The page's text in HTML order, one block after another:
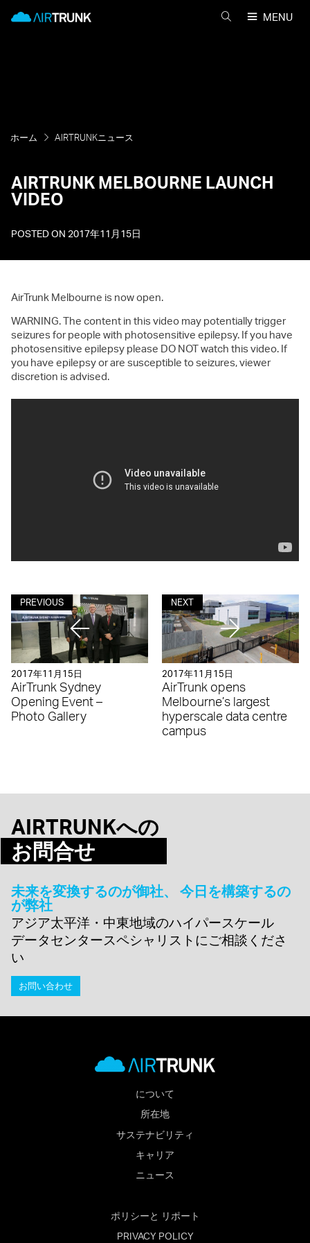
MENU
ホーム AIRTRUNKニュース
AIRTRUNK MELBOURNE LAUNCH
VIDEO
POSTED ON 2017年11月15日
AirTrunk Melbourne is now open.
WARNING. The content in this video may potentially trigger
seizures for people with photosensitive epilepsy. If you have
photosensitive epilepsy please DO NOT watch this video. If
you have epilepsy or are susceptible to seizures, viewer
discretion is advised.
2017年11月15日
AirTrunk Sydney
Opening Event –
Photo Gallery
PREVIOUS
2017年11月15日
AirTrunk opens
Melbourne’s largest
hyperscale data centre
campus
NEXT
AIRTRUNKへの
お問合せ
未来を変換するのが御社、 今日を構築するの
が弊社
アジア太平洋・中東地域のハイパースケール
データセンタースペシャリストにご相談くださ
い
お問い合わせ
について
所在地
サステナビリティ
キャリア
ニュース
ポリシーと リポート
PRIVACY POLICY